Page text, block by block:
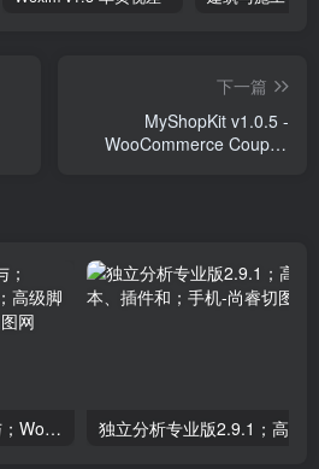
下一篇
MyShopKit v1.0.5 -
WooCommerce Coupon
学校管理v10.4.9-教育与；WordPress学习管理系统；高级脚本、插件和；手机